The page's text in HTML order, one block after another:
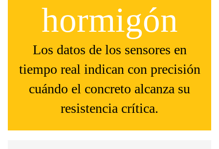
hormigón
Los datos de los sensores en
tiempo real indican con precisión
cuándo el concreto alcanza su
resistencia crítica.